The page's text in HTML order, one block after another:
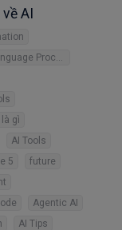
AI
Natural Language Processing
gì
AI Tools
5
future
Agentic AI
AI Tips